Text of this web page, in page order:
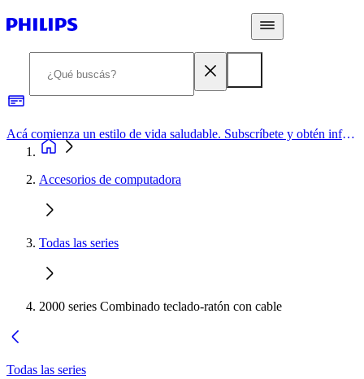
Acá comienza un estilo de vida saludable. Subscríbete y obtén información de primera mano
Accesorios de computadora
Todas las series
2000 series Combinado teclado-ratón con cable
Todas las series